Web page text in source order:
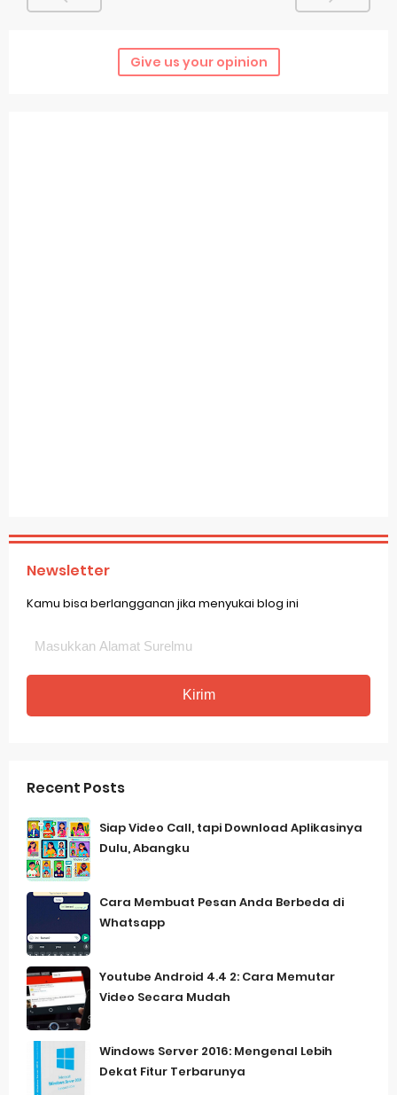
Give us your opinion
Newsletter
Kamu bisa berlangganan jika menyukai blog ini
Recent Posts
Siap Video Call, tapi Download Aplikasinya
Dulu, Abangku
Cara Membuat Pesan Anda Berbeda di
Whatsapp
Youtube Android 4.4 2: Cara Memutar
Video Secara Mudah
Windows Server 2016: Mengenal Lebih
Dekat Fitur Terbarunya